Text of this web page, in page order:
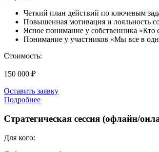
Четкий план действий по ключевым
Повышенная мотивация и лояльность
Ясное понимание у собственника «Кто
⁠Понимание у участников «Мы все в
Стоимость:
150 000 ₽
Оставить заявку
Подробнее
Стратегическая сессия (офлайн/
Для кого: